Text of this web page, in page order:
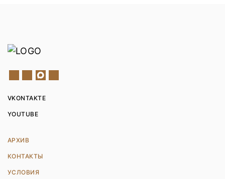
VKONTAKTE
YOUTUBE
АРХИВ
КОНТАКТЫ
УСЛОВИЯ